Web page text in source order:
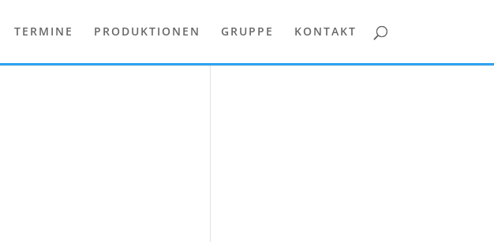
TERMINE PRODUKTIONEN GRUPPE KONTAKT